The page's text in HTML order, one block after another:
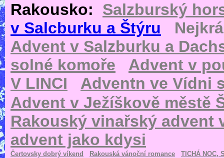
Rakousko: Salzburský
v Salcburku a Štýru
Advent v Salzburku a
solné komoře
Advent v
V LINCI
Adventn ve Vídni
Advent v Ježíškově městě
Rakouský vinařský advent
advent jako kdysi
Čertovsky dobrý víkend Rakouská vánoční romance TICHÁ NOC,